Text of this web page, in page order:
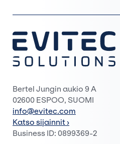
Bertel Jungin aukio 9 A
02600 ESPOO, SUOMI
info@evitec.com
Katso sijainnit ›
Business ID: 0899369-2